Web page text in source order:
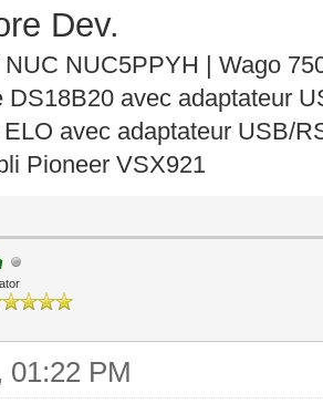
Dev.
NUC5PPYH | Wago
DS18B20 avec adaptateur
avec adaptateur USB/
Pioneer VSX921
01:22 PM